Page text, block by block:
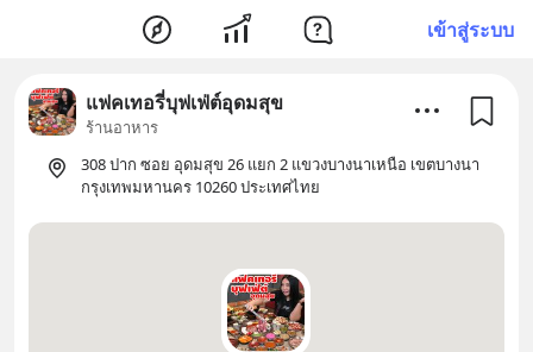
เข้าสู่ระบบ
แฟคเทอรี่บุฟเฟ่ต์อุดมสุข
ร้านอาหาร
308 ปาก ซอย อุดมสุข 26 แยก 2 แขวงบางนาเหนือ เขตบางนา
กรุงเทพมหานคร 10260 ประเทศไทย